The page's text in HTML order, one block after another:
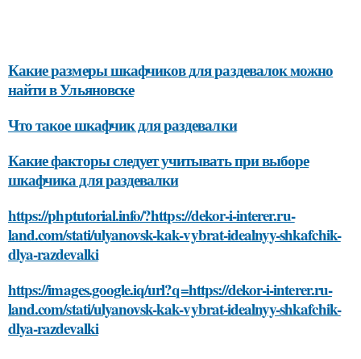
Какие размеры шкафчиков для раздевалок можно
найти в Ульяновске
Что такое шкафчик для раздевалки
Какие факторы следует учитывать при выборе
шкафчика для раздевалки
https://phptutorial.info/?https://dekor-i-interer.ru-
land.com/stati/ulyanovsk-kak-vybrat-idealnyy-shkafchik-
dlya-razdevalki
https://images.google.iq/url?q=https://dekor-i-interer.ru-
land.com/stati/ulyanovsk-kak-vybrat-idealnyy-shkafchik-
dlya-razdevalki